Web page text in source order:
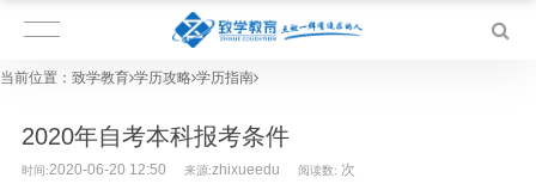
当前位置： 致学教育 学历攻略 学历指南
2020年自考本科报考条件
时间:2020-06-20 12:50 来源:zhixueedu 阅读数: 次